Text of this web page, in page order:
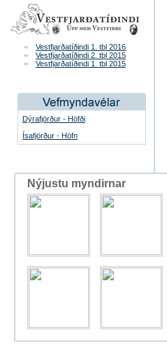
Vestfjarðatíðindi 1. tbl 2016
Vestfjarðatíðindi 2. tbl 2015
Vestfjarðatíðindi 1. tbl 2015
Dýrafjörður - Höfði
Ísafjörður - Höfn
Nýjustu myndirnar